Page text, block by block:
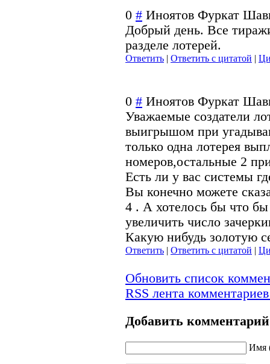
0 # Иноятов Фуркат
Добрый день. Все
разделе лотерей.
Ответить | Ответить с цитатой |
0 # Иноятов Фуркат
Уважаемые создатели
выигрышом при
только одна лотерея
номеров,остальные 2
Есть ли у вас системы
Вы конечно можете
4 . А хотелось бы что
увеличить число
Какую нибудь золотую
Ответить | Ответить с цитатой |
Обновить список
RSS лента
Добавить комментарий
Имя